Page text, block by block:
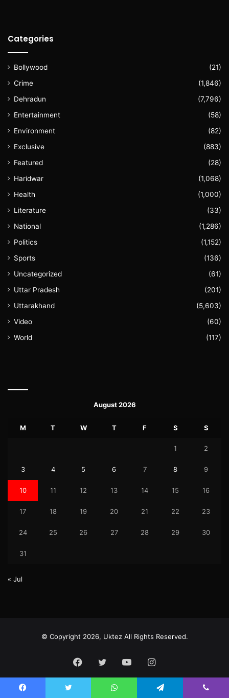
Categories
Bollywood
(21)
Crime
(1,846)
Dehradun
(7,796)
Entertainment
(58)
Environment
(82)
Exclusive
(883)
Featured
(28)
Haridwar
(1,068)
Health
(1,000)
Literature
(33)
National
(1,286)
Politics
(1,152)
Sports
(136)
Uncategorized
(61)
Uttar Pradesh
(201)
Uttarakhand
(5,603)
Video
(60)
World
(117)
August 2026
M T W T F S S
1 2
3 4 5 6 7 8 9
10 11 12 13 14 15 16
17 18 19 20 21 22 23
24 25 26 27 28 29 30
31
« Jul
© Copyright 2026, Uktez All Rights Reserved.
Facebook
Twitter YouTubeInstagram